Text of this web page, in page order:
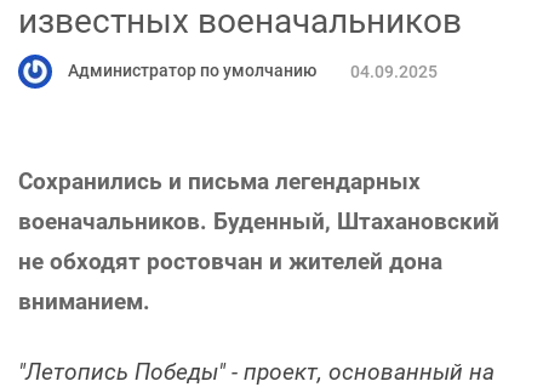
известных военачальников
Администратор по умолчанию 04.09.2025
Сохранились и письма легендарных
военачальников. Буденный, Штахановский
не обходят ростовчан и жителей дона
вниманием.
"Летопись Победы" - проект, основанный на